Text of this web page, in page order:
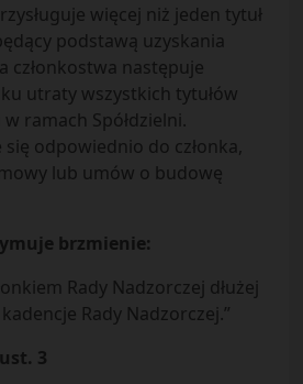
więcej niż jeden tytuł
podstawą uzyskania
członkostwa następuje
utraty wszystkich tytułów
ramach Spółdzielni.
odpowiednio do członka,
lub umów o budowę
brzmienie:
Rady Nadzorczej dłużej
Rady Nadzorczej.”
3